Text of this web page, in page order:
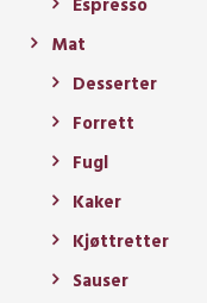
Espresso
Mat
Desserter
Forrett
Fugl
Kaker
Kjøttretter
Sauser